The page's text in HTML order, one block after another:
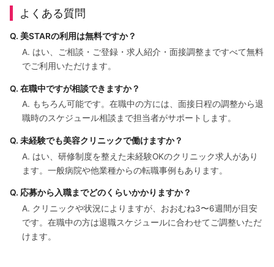
よくある質問
Q. 美STARの利用は無料ですか？
A. はい、ご相談・ご登録・求人紹介・面接調整まですべて無料
でご利用いただけます。
Q. 在職中ですが相談できますか？
A. もちろん可能です。在職中の方には、面接日程の調整から退
職時のスケジュール相談まで担当者がサポートします。
Q. 未経験でも美容クリニックで働けますか？
A. はい、研修制度を整えた未経験OKのクリニック求人があり
ます。一般病院や他業種からの転職事例もあります。
Q. 応募から入職までどのくらいかかりますか？
A. クリニックや状況によりますが、おおむね3〜6週間が目安
です。在職中の方は退職スケジュールに合わせてご調整いただ
けます。